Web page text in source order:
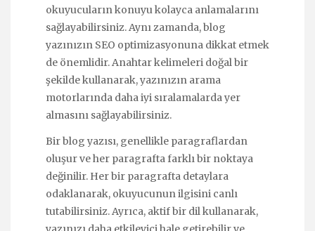
okuyucuların konuyu kolayca anlamalarını
sağlayabilirsiniz. Aynı zamanda, blog
yazınızın SEO optimizasyonuna dikkat etmek
de önemlidir. Anahtar kelimeleri doğal bir
şekilde kullanarak, yazınızın arama
motorlarında daha iyi sıralamalarda yer
almasını sağlayabilirsiniz.
Bir blog yazısı, genellikle paragraflardan
oluşur ve her paragrafta farklı bir noktaya
değinilir. Her bir paragrafta detaylara
odaklanarak, okuyucunun ilgisini canlı
tutabilirsiniz. Ayrıca, aktif bir dil kullanarak,